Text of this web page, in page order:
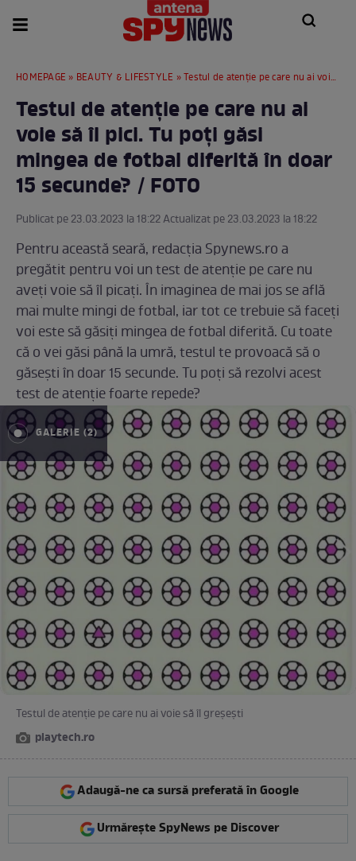
HOMEPAGE » BEAUTY & LIFESTYLE » Testul de atenție pe care nu ai voie să îl pici. Tu poți găsi mingea de fotbal diferită în doar 15 secunde? / FOTO
Testul de atenție pe care nu ai
voie să îl pici. Tu poți găsi
mingea de fotbal diferită în doar
15 secunde? / FOTO
Publicat pe 23.03.2023 la 18:22 Actualizat pe 23.03.2023 la 18:22
Pentru această seară, redacția Spynews.ro a
pregătit pentru voi un test de atenție pe care nu
aveți voie să îl picați. În imaginea de mai jos se află
mai multe mingi de fotbal, iar tot ce trebuie să faceți
voi este să găsiți mingea de fotbal diferită. Cu toate
că o vei găsi până la umră, testul te provoacă să o
găsești în doar 15 secunde. Tu poți să rezolvi acest
test de atenție foarte repede?
GALERIE (2)
Testul de atenție pe care nu ai voie să îl greșești
playtech.ro
Adaugă-ne ca sursă preferată în Google
Urmărește SpyNews pe Discover